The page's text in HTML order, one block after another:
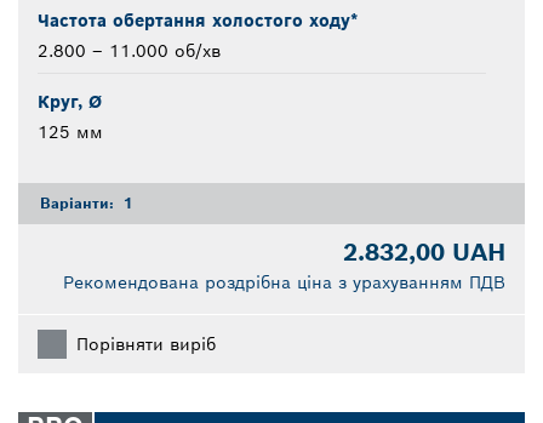
Частота обертання холостого ходу*
2.800 – 11.000 об/хв
Круг, Ø
125 мм
Варіанти: 1
2.832,00 UAH
Рекомендована роздрібна ціна з урахуванням ПДВ
Порівняти виріб